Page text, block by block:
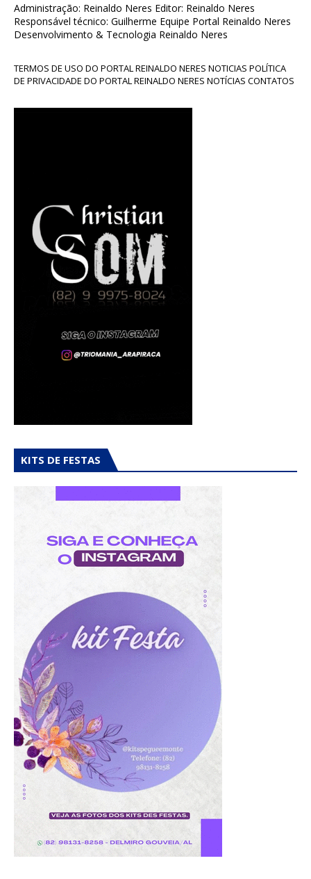
Administração: Reinaldo Neres Editor: Reinaldo Neres
Responsável técnico: Guilherme Equipe Portal Reinaldo Neres
Desenvolvimento & Tecnologia Reinaldo Neres
TERMOS DE USO DO PORTAL REINALDO NERES NOTICIAS POLÍTICA
DE PRIVACIDADE DO PORTAL REINALDO NERES NOTÍCIAS CONTATOS
KITS DE FESTAS